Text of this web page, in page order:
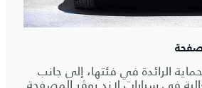
الرائدة في فئتها، إلى جانب
في سيارات لاند روڤر المصفحة